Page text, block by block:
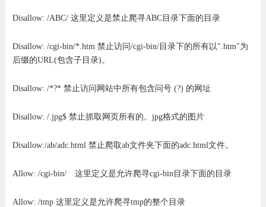
Disallow: /ABC/ 这里定义是禁止爬寻ABC目录下面的目录
Disallow: /cgi-bin/*.htm 禁止访问/cgi-bin/目录下的所有以".htm"为
后缀的URL(包含子目录)。
Disallow: /*?* 禁止访问网站中所有包含问号 (?) 的网址
Disallow: /.jpg$ 禁止抓取网页所有的。jpg格式的图片
Disallow:/ab/adc.html 禁止爬取ab文件夹下面的adc.html文件。
Allow: /cgi-bin/ 这里定义是允许爬寻cgi-bin目录下面的目录
Allow: /tmp 这里定义是允许爬寻tmp的整个目录